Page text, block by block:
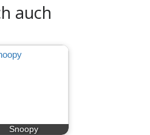
auch
Snoopy